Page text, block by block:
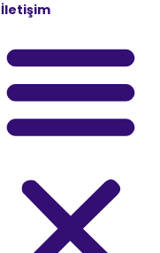
İletişim